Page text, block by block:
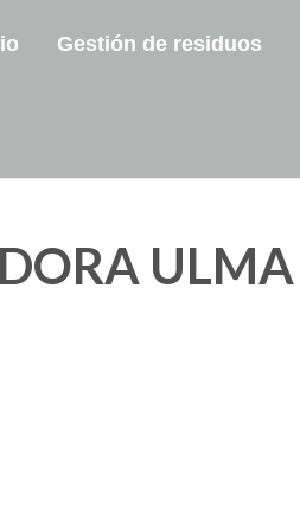
Gestión de residuos
ULMA